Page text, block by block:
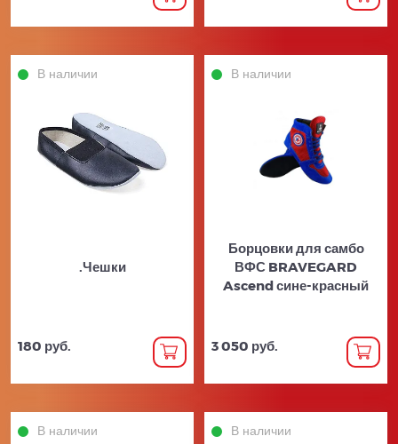
В наличии
.Чешки
180 руб.
В наличии
Борцовки для самбо
ВФС BRAVEGARD
Ascend сине-красный
3 050 руб.
В наличии В наличии